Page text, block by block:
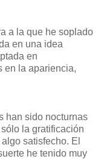
a la que he soplado
en una idea
en
en la apariencia,
han sido nocturnas
la gratificación
satisfecho. El
he tenido muy